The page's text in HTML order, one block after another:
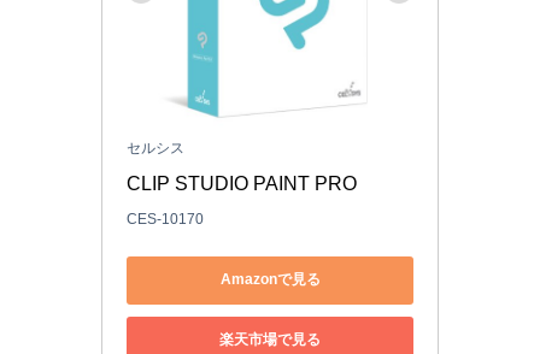
セルシス
CLIP STUDIO PAINT PRO
CES-10170
Amazonで見る
楽天市場で見る